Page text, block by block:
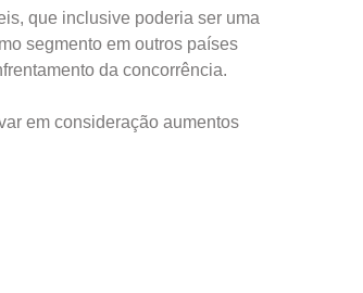
que inclusive poderia ser uma
segmento em outros países
da concorrência.
em consideração aumentos